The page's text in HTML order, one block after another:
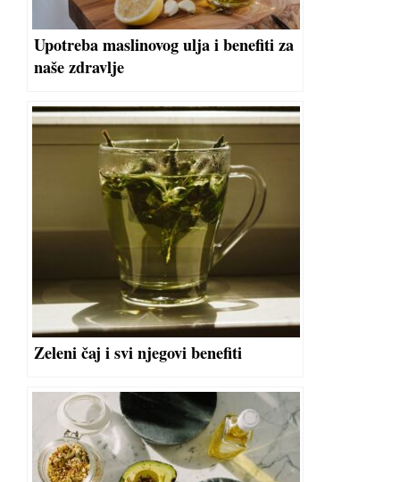
Upotreba maslinovog ulja i benefiti za
naše zdravlje
Zeleni čaj i svi njegovi benefiti